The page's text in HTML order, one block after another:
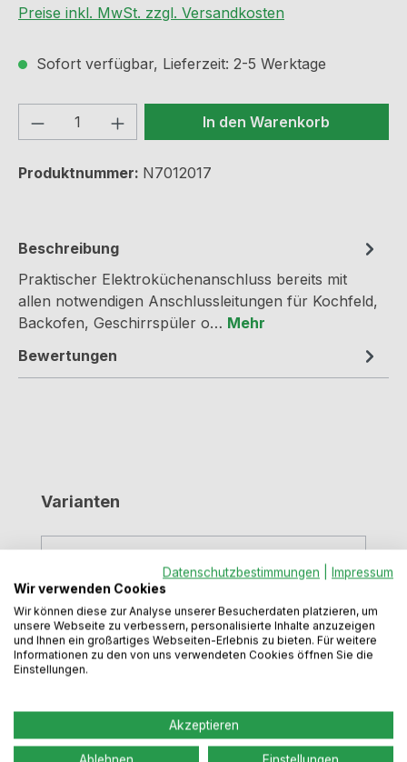
Preise inkl. MwSt. zzgl. Versandkosten
Sofort verfügbar, Lieferzeit: 2-5 Werktage
Produkt Anzahl: Gib denIn den Warenkorb
Produktnummer: N7012017
Beschreibung
Praktischer Elektroküchenanschluss bereits mit
allen notwendigen Anschlussleitungen für Kochfeld,
Backofen, Geschirrspüler o… Mehr
Bewertungen
Produktgalerie überspringen
Varianten
Datenschutzbestimmungen
Impressum
Wir verwenden Cookies
Wir können diese zur Analyse unserer Besucherdaten platzieren, um
unsere Webseite zu verbessern, personalisierte Inhalte anzuzeigen
und Ihnen ein großartiges Webseiten-Erlebnis zu bieten. Für weitere
Informationen zu den von uns verwendeten Cookies öffnen Sie die
Einstellungen.
Akzeptieren